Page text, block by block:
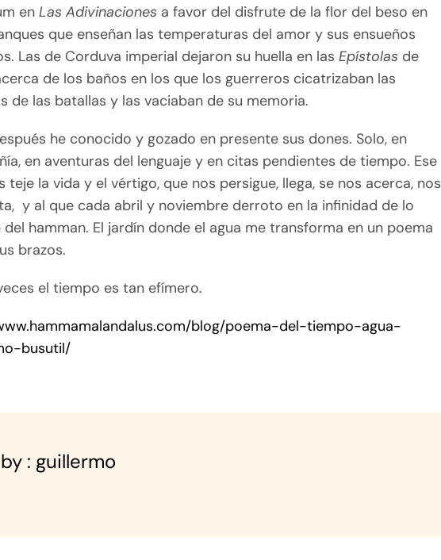
enLas Adivinaciones a favor del disfrute de la flor del beso en
que enseñan las temperaturas del amor y sus ensueños
Las de Corduva imperial dejaron su huella en lasEpístolas de
de los baños en los que los guerreros cicatrizaban las
de las batallas y las vaciaban de su memoria.
he conocido y gozado en presente sus dones. Solo, en
en aventuras del lenguaje y en citas pendientes de tiempo. Ese
teje la vida y el vértigo, que nos persigue, llega, se nos acerca, nos
y al que cada abril y noviembre derroto en la infinidad de lo
del hamman. El jardín donde el agua me transforma en un poema
brazos.
el tiempo es tan efímero.
blog/poema-del-tiempo-agua-
busutil/
: guillermo